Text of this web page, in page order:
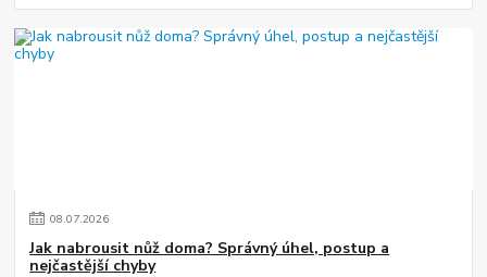
08.07.2026
Jak nabrousit nůž doma? Správný úhel, postup a
nejčastější chyby